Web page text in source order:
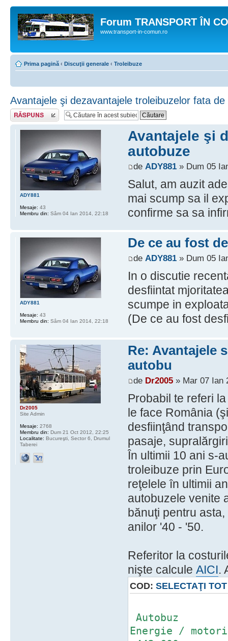
Forum TRANSPORT ÎN
www.transport-in-comun.ro
Prima pagină ‹ Discuţii generale ‹ Troleibuze
Avantajele şi dezavantajele troleibuzelor fata de
Răspunde
Avantajele şi
autobuze
de ADY881» Dum 05
Salut, am auzit
mai scump sa il
confirme sa sa
ADY881
Mesaje: 43
Membru din: Sâm 04 Ian 2014, 22:18
De ce au fost
de ADY881» Dum 05
In o discutie
desfiintat
scumpe in
(De ce au fost
ADY881
Mesaje: 43
Membru din: Sâm 04 Ian 2014, 22:18
Re: Avantajele
autobu
de Dr2005» Mar 07 Ian
Probabil te referi
le face România
desfiinţând
pasaje,
În ultimii 10 ani s-
troleibuze prin
reţelele în ultimii
autobuzele venite
bănuţi pentru
anilor '40 - '50.
Referitor la
nişte calcule AICI.
COD: SELECTAŢI TOT
Autobuz
Energie /
Dr2005
Site Admin
Mesaje: 2768
Membru din: Dum 21 Oct 2012, 22:25
Localitate: Bucureşti, Sector 6, Drumul
Taberei